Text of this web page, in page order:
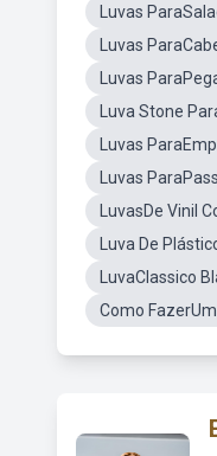
Luvas
Luvas
Luvas
Luva Stone
Luvas
Luvas
LuvasDe Vinil
Luva De
LuvaClassico
Como